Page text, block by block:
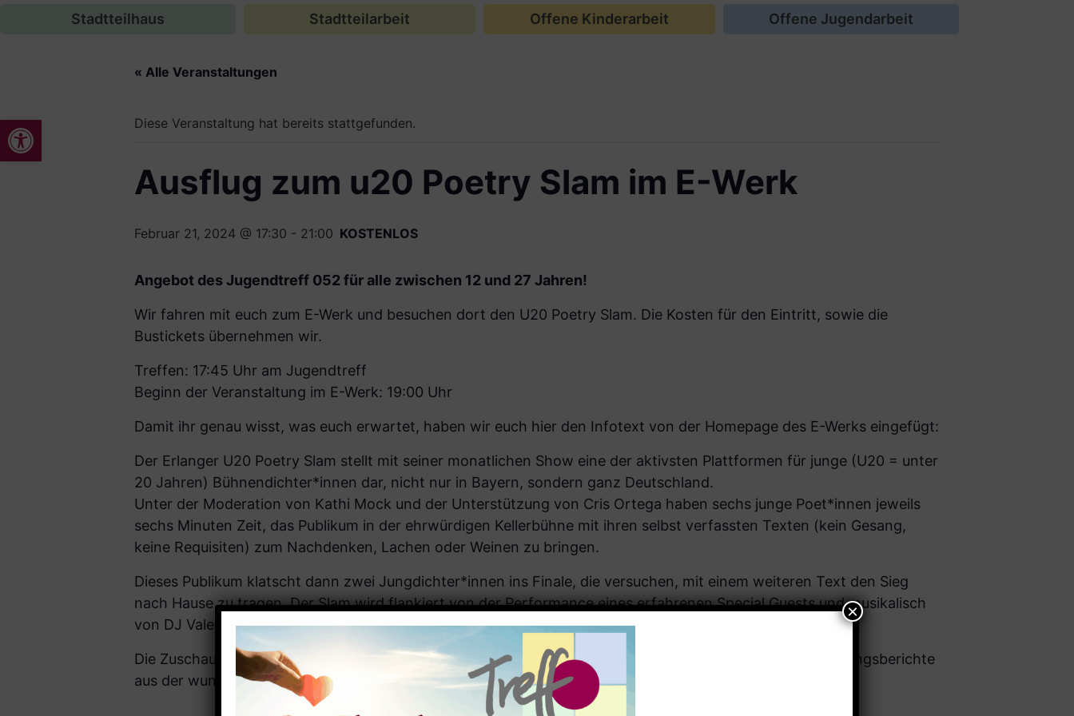
Werkzeugleiste öffnen
Stadtteilhaus Stadtteilarbeit Offene Kinderarbeit Offene Jugendarbeit
« Alle Veranstaltungen
Diese Veranstaltung hat bereits stattgefunden.
Ausflug zum u20 Poetry Slam im E-Werk
Februar 21, 2024 @ 17:30 - 21:00 KOSTENLOS
Angebot des Jugendtreff 052 für alle zwischen 12 und 27 Jahren!
Wir fahren mit euch zum E-Werk und besuchen dort den U20 Poetry Slam. Die Kosten für den Eintritt, sowie die
Bustickets übernehmen wir.
Treffen: 17:45 Uhr am Jugendtreff
Beginn der Veranstaltung im E-Werk: 19:00 Uhr
Damit ihr genau wisst, was euch erwartet, haben wir euch hier den Infotext von der Homepage des E-Werks eingefügt:
Der Erlanger U20 Poetry Slam stellt mit seiner monatlichen Show eine der aktivsten Plattformen für junge (U20 = unter
20 Jahren) Bühnendichter*innen dar, nicht nur in Bayern, sondern ganz Deutschland.
Unter der Moderation von Kathi Mock und der Unterstützung von Cris Ortega haben sechs junge Poet*innen jeweils
sechs Minuten Zeit, das Publikum in der ehrwürdigen Kellerbühne mit ihren selbst verfassten Texten (kein Gesang,
keine Requisiten) zum Nachdenken, Lachen oder Weinen zu bringen.
Dieses Publikum klatscht dann zwei Jungdichter*innen ins Finale, die versuchen, mit einem weiteren Text den Sieg
nach Hause zu tragen. Der Slam wird flankiert von der Performance eines erfahrenen Special Guests und musikalisch
von DJ Valentin Olpp umrahmt.
Die Zuschauer*innen dürfen sich auf überraschende Abende voller Kurzgeschichten, Gedichte und Erfahrungsberichte
aus der wundersamen Welt der Jugend freuen.